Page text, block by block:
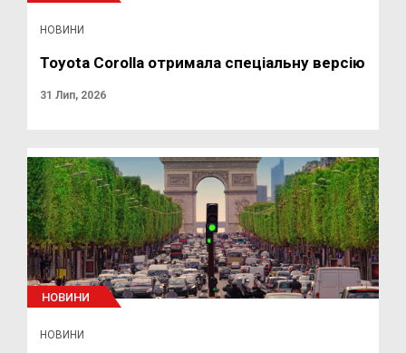
НОВИНИ
Toyota Corolla отримала спеціальну версію
31 Лип, 2026
НОВИНИ
НОВИНИ